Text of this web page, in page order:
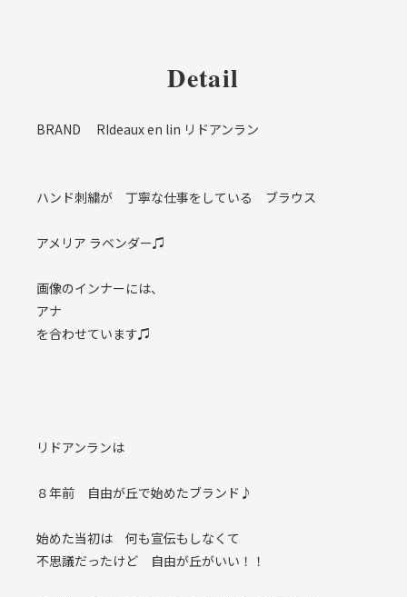
Detail
BRAND RIdeaux en lin リドアンラン
ハンド刺繍が 丁寧な仕事をしている ブラウス
アメリア ラベンダー♫
画像のインナーには、
アナ
を合わせています♫
リドアンランは
８年前 自由が丘で始めたブランド♪
始めた当初は 何も宣伝もしなくて
不思議だったけど 自由が丘がいい！！